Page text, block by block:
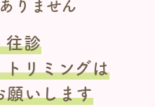
りません
往診
リミングは
願いします